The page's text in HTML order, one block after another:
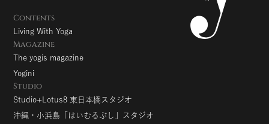
Contents
Living With Yoga
Magazine
The yogis magazine
Yogini
Studio
Studio+Lotus8 東日本橋スタジオ
沖縄・小浜島「はいむるぶし」スタジオ